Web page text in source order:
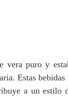
vera puro y
Estas
a un